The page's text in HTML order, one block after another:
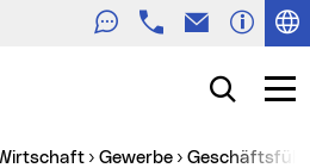
TelefonE-Mail
Suche
Wirtschaft Gewerbe